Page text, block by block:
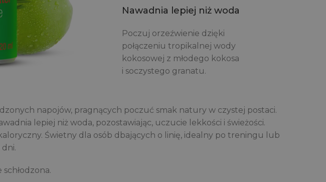
Nawadnia lepiej niż woda
Poczuj orzeźwienie dzięki
połączeniu tropikalnej wody
kokosowej z młodego kokosa
i soczystego granatu.
napojów, pragnących poczuć smak natury w czystej postaci.
lepiej niż woda, pozostawiając, uczucie lekkości i świeżości.
Świetny dla osób dbających o linię, idealny po treningu lub